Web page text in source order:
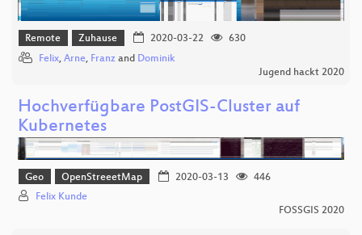
Remote Zuhause 2020-03-22
630
Felix, Arne, Franz and Dominik
Jugend hackt 2020
Hochverfügbare PostGIS-Cluster auf
Kubernetes
Geo OpenStreeetMap 2020-03-13
446
Felix Kunde
FOSSGIS 2020